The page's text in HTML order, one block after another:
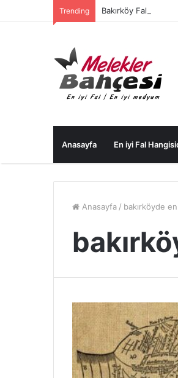
Trending Bakırköy Fal
Anasayfa En iyi Fal
Anasayfa / bakırköyde